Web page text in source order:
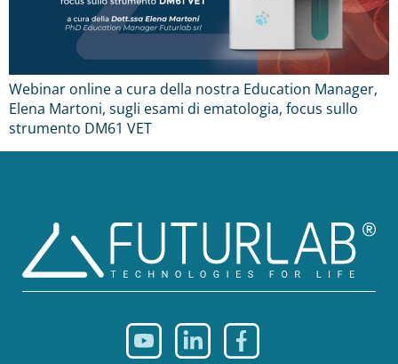
Webinar online a cura della nostra Education Manager,
Elena Martoni, sugli esami di ematologia, focus sullo
strumento DM61 VET